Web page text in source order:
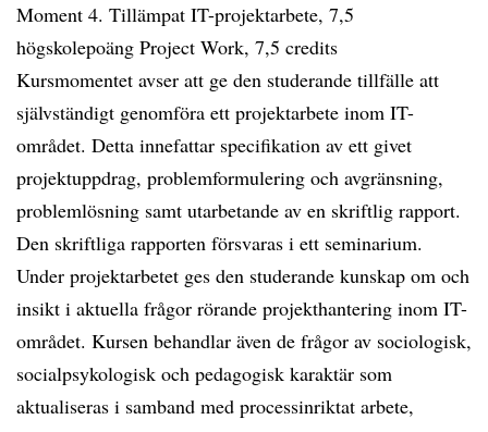
Moment 4. Tillämpat IT-projektarbete, 7,5
högskolepoäng Project Work, 7,5 credits
Kursmomentet avser att ge den studerande tillfälle att
självständigt genomföra ett projektarbete inom IT-
området. Detta innefattar specifikation av ett givet
projektuppdrag, problemformulering och avgränsning,
problemlösning samt utarbetande av en skriftlig rapport.
Den skriftliga rapporten försvaras i ett seminarium.
Under projektarbetet ges den studerande kunskap om och
insikt i aktuella frågor rörande projekthantering inom IT-
området. Kursen behandlar även de frågor av sociologisk,
socialpsykologisk och pedagogisk karaktär som
aktualiseras i samband med processinriktat arbete,